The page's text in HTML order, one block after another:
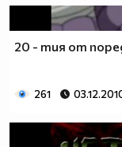
20 - тия от
261